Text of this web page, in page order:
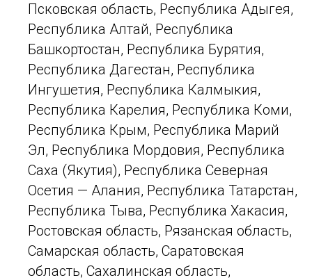
Псковская область, Республика Адыгея,
Республика Алтай, Республика
Башкортостан, Республика Бурятия,
Республика Дагестан, Республика
Ингушетия, Республика Калмыкия,
Республика Карелия, Республика Коми,
Республика Крым, Республика Марий
Эл, Республика Мордовия, Республика
Саха (Якутия), Республика Северная
Осетия — Алания, Республика Татарстан,
Республика Тыва, Республика Хакасия,
Ростовская область, Рязанская область,
Самарская область, Саратовская
область, Сахалинская область,